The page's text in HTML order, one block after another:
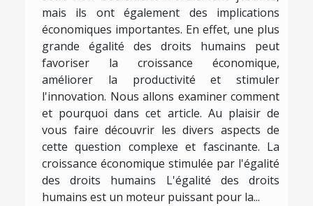
mais ils ont également des implications
économiques importantes. En effet, une plus
grande égalité des droits humains peut
favoriser la croissance économique,
améliorer la productivité et stimuler
l'innovation. Nous allons examiner comment
et pourquoi dans cet article. Au plaisir de
vous faire découvrir les divers aspects de
cette question complexe et fascinante. La
croissance économique stimulée par l'égalité
des droits humains L'égalité des droits
humains est un moteur puissant pour la...